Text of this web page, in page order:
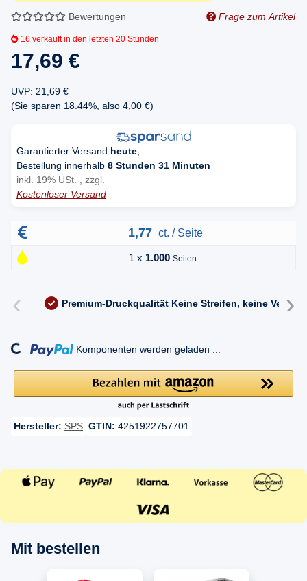
Bewertungen Frage zum Artikel
16 verkauft in den letzten 20 Stunden
17,69 €
UVP: 21,69 €
(Sie sparen 18.44% , also 4,00 €)
Garantierter Versand heute
Bestellung innerhalb 8 Stunden 31 Minuten
inkl. 19% USt. , zzgl.
Kostenloser Versand
1,77 ct. / Seite
1 x 1.000 Seiten
‹ Premium-Druckqualität Keine Streifen, keine ›
Komponenten werden geladen ...
Hersteller: SPS GTIN: 4251922757701
Mit bestellen